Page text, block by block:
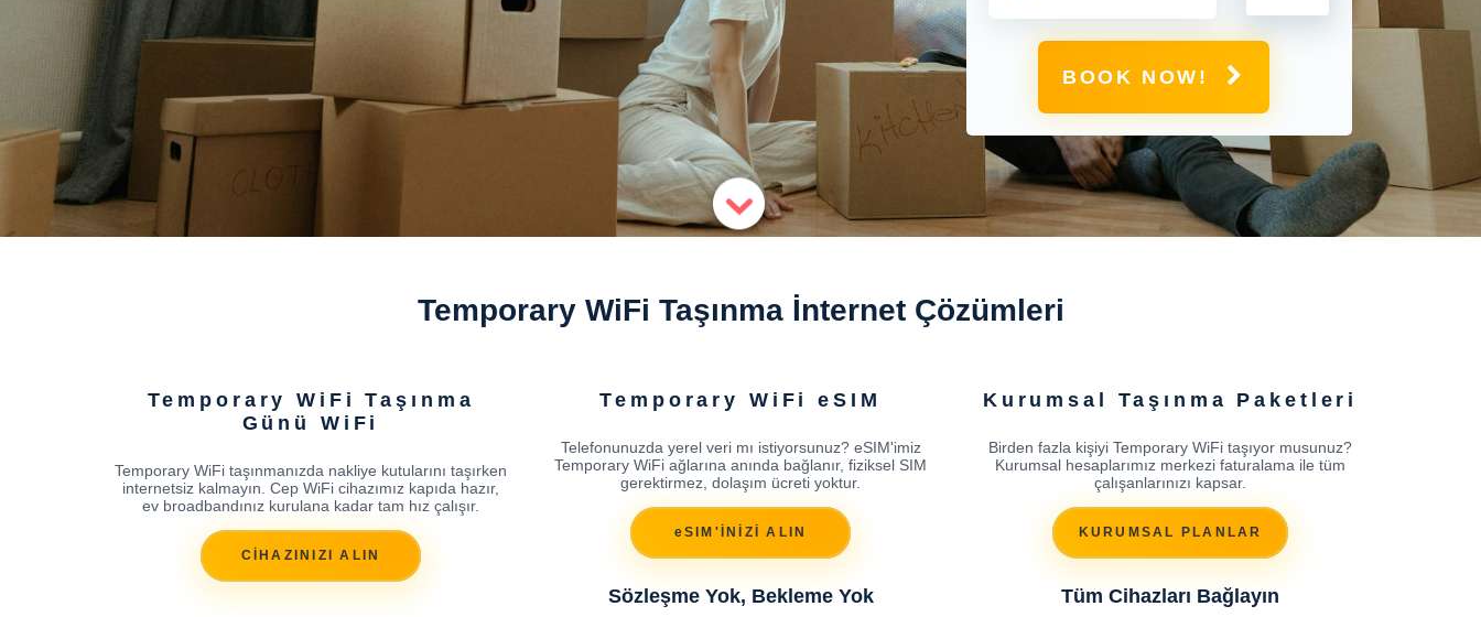
BOOK NOW!
Temporary WiFi Taşınma İnternet Çözümleri
Temporary WiFi Taşınma
Günü WiFi
Temporary WiFi taşınmanızda nakliye kutularını taşırken
internetsiz kalmayın. Cep WiFi cihazımız kapıda hazır,
ev broadbandınız kurulana kadar tam hız çalışır.
CİHAZINIZI ALIN
Temporary WiFi eSIM
Telefonunuzda yerel veri mı istiyorsunuz? eSIM'imiz
Temporary WiFi ağlarına anında bağlanır, fiziksel SIM
gerektirmez, dolaşım ücreti yoktur.
eSIM'İNİZİ ALIN
Kurumsal Taşınma Paketleri
Birden fazla kişiyi Temporary WiFi taşıyor musunuz?
Kurumsal hesaplarımız merkezi faturalama ile tüm
çalışanlarınızı kapsar.
KURUMSAL PLANLAR
Sözleşme Yok, Bekleme Yok Tüm Cihazları Bağlayın